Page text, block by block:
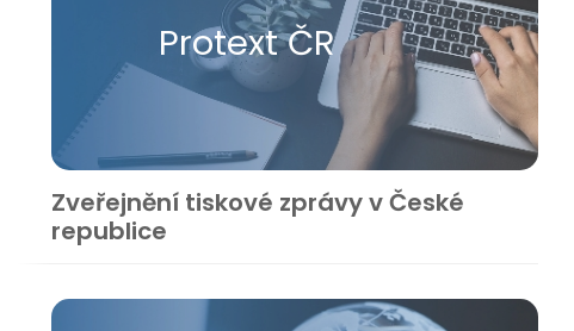
Protext ČR
Zveřejnění tiskové zprávy v České
republice